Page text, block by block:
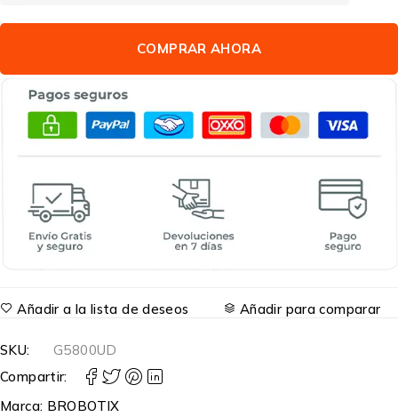
COMPRAR AHORA
Añadir a la lista de deseos Añadir para comparar
SKU:
G5800UD
Compartir:
Marca: BROBOTIX